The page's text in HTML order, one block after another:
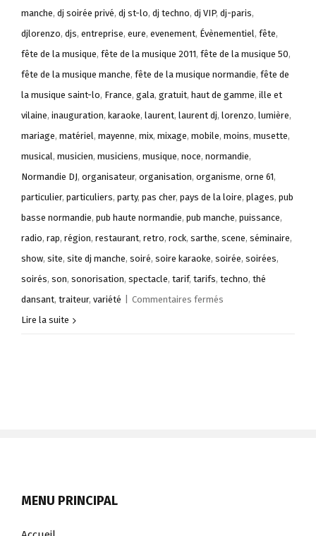
manche, dj soirée privé, dj st-lo, dj techno, dj VIP, dj-paris,
djlorenzo, djs, entreprise, eure, evenement, Évènementiel, fête,
fête de la musique, fête de la musique 2011, fête de la musique 50,
fête de la musique manche, fête de la musique normandie, fête de
la musique saint-lo, France, gala, gratuit, haut de gamme, ille et
vilaine, inauguration, karaoke, laurent, laurent dj, lorenzo, lumière,
mariage, matériel, mayenne, mix, mixage, mobile, moins, musette,
musical, musicien, musiciens, musique, noce, normandie,
Normandie DJ, organisateur, organisation, organisme, orne 61,
particulier, particuliers, party, pas cher, pays de la loire, plages, pub
basse normandie, pub haute normandie, pub manche, puissance,
radio, rap, région, restaurant, retro, rock, sarthe, scene, séminaire,
show, site, site dj manche, soiré, soire karaoke, soirée, soirées,
soirés, son, sonorisation, spectacle, tarif, tarifs, techno, thé
dansant, traiteur, variété Commentaires fermés
Lire la suite
MENU PRINCIPAL